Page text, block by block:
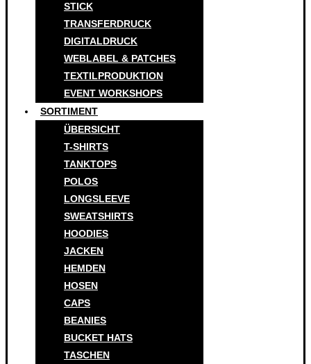
STICK
TRANSFERDRUCK
DIGITALDRUCK
WEBLABEL & PATCHES
TEXTILPRODUKTION
EVENT WORKSHOPS
SORTIMENT
ÜBERSICHT
T-SHIRTS
TANKTOPS
POLOS
LONGSLEEVE
SWEATSHIRTS
HOODIES
JACKEN
HEMDEN
HOSEN
CAPS
BEANIES
BUCKET HATS
TASCHEN